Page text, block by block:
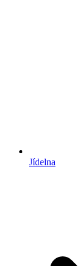
Jídelna